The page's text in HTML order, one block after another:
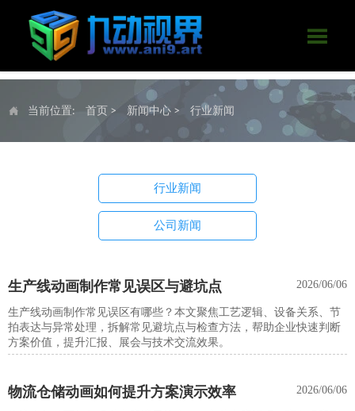

 当前位置: 首页 > 新闻中心 > 行业新闻
行业新闻
公司新闻
生产线动画制作常见误区与避坑点 2026/06/06
生产线动画制作常见误区有哪些？本文聚焦工艺逻辑、设备关系、节
拍表达与异常处理，拆解常见避坑点与检查方法，帮助企业快速判断
方案价值，提升汇报、展会与技术交流效果。
物流仓储动画如何提升方案演示效率 2026/06/06